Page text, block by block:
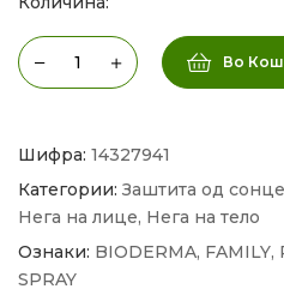
Во
Шифра: 14327941
Категории: Заштита од сонце
Нега на лице, Нега на тело
Ознаки: BIODERMA, FAMILY,
SPRAY